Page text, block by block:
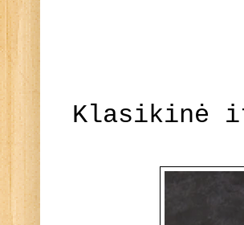
Klasikinė